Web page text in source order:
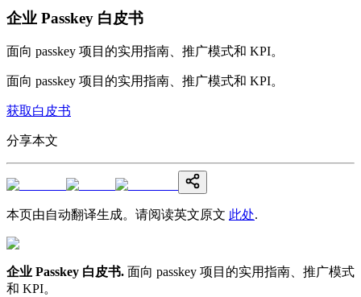
企业 Passkey 白皮书
面向 passkey 项目的实用指南、推广模式和 KPI。
面向 passkey 项目的实用指南、推广模式和 KPI。
获取白皮书
分享本文
本页由自动翻译生成。请阅读英文原文 此处.
企业 Passkey 白皮书. 面向 passkey 项目的实用指南、推广模式
和 KPI。